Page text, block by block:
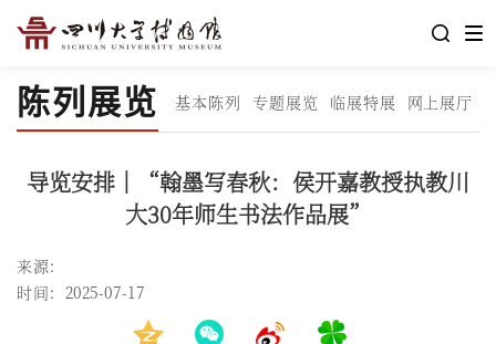
陈列展览 基本陈列 专题展览 临展特展 网上展厅
导览安排｜“翰墨写春秋：侯开嘉教授执教川
大30年师生书法作品展”
来源：
时间：2025-07-17